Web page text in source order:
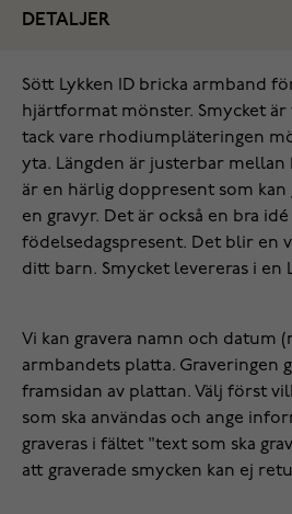
DETALJER
Sött Lykken ID bricka armband
hjärtformat mönster. Smycket är
tack vare rhodiumpläteringen
yta. Längden är justerbar mellan
är en härlig doppresent som kan
en gravyr. Det är också en bra
födelsedagspresent. Det blir en
ditt barn. Smycket levereras i en
Vi kan gravera namn och datum
armbandets platta. Graveringen
framsidan av plattan. Välj först
som ska användas och ange
graveras i fältet "text som ska
att graverade smycken kan ej